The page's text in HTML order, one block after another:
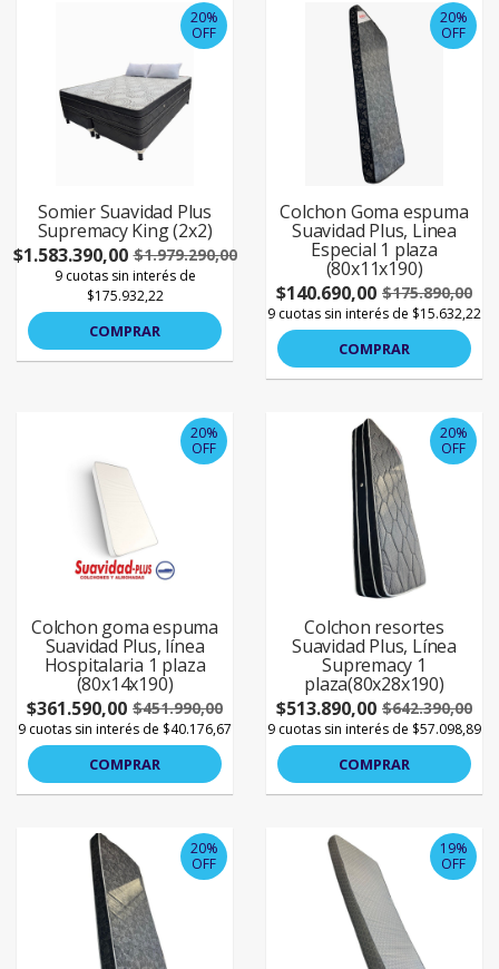
20%
OFF
Somier Suavidad Plus
Supremacy King (2x2)
$1.583.390,00 $1.979.290,00
9 cuotas sin interés de
$175.932,22
COMPRAR
20%
OFF
Colchon Goma espuma
Suavidad Plus, Linea
Especial 1 plaza
(80x11x190)
$140.690,00 $175.890,00
9 cuotas sin interés de $15.632,22
COMPRAR
20%
OFF
Colchon goma espuma
Suavidad Plus, línea
Hospitalaria 1 plaza
(80x14x190)
$361.590,00 $451.990,00
9 cuotas sin interés de $40.176,67
COMPRAR
20%
OFF
Colchon resortes
Suavidad Plus, Línea
Supremacy 1
plaza(80x28x190)
$513.890,00 $642.390,00
9 cuotas sin interés de $57.098,89
COMPRAR
20%
OFF
19%
OFF